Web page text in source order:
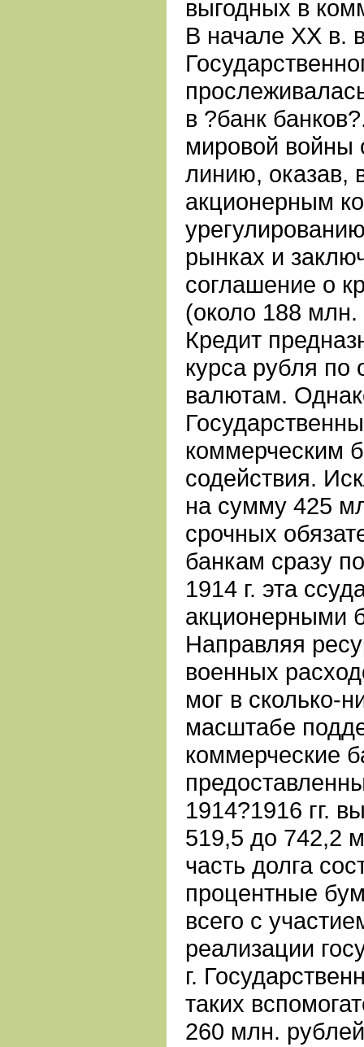
выгодных в
В начале ХХ в.
в ?банк
мировой войны
линию, оказав,
акционерным
рынках и
соглашение о
(около 188
Кредит
курса рубля по
валютам.
коммерческим
содействия.
на сумму 425
срочных
банкам сразу
1914 г. эта
акционерными
Направляя
военных
мог в сколько-
масштабе
коммерческие
1914?1916 гг.
519,5 до 742,2
часть долга
процентные
всего с
реализации
г.
таких
260 млн.